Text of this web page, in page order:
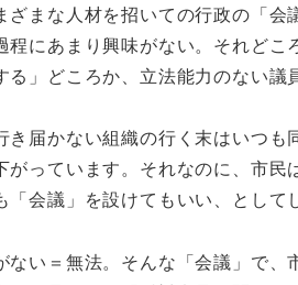
まな人材を招いての行政の「会
程にあまり興味がない。それど
る」どころか、立法能力のない議
届かない組織の行く末はいつも
がっています。それなのに、市
「会議」を設けてもいい、として
い＝無法。そんな「会議」で、